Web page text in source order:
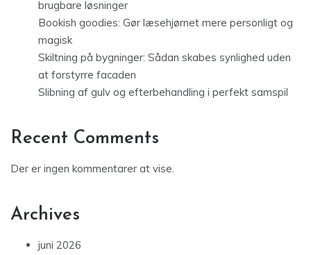
brugbare løsninger
Bookish goodies: Gør læsehjørnet mere personligt og
magisk
Skiltning på bygninger: Sådan skabes synlighed uden
at forstyrre facaden
Slibning af gulv og efterbehandling i perfekt samspil
Recent Comments
Der er ingen kommentarer at vise.
Archives
juni 2026